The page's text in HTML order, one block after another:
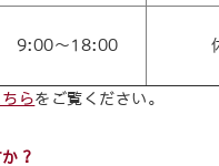
9:00～18:00
ちらをご覧ください。
？